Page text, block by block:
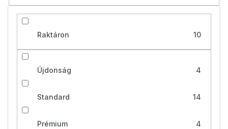
s
Raktáron 10
Újdonság 4
Standard 14
Prémium 4